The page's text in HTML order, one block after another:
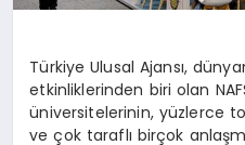
Türkiye Ulusal Ajansı,
etkinliklerinden biri olan
üniversitelerinin, yüzlerce
ve çok taraflı birçok